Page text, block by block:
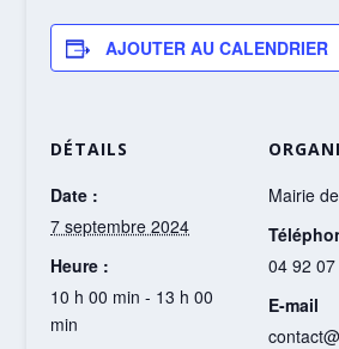
AJOUTER AU CALENDRIER
DÉTAILS
Date :
7 septembre 2024
Heure :
10 h 00 min - 13 h 00
min
Mairie
04 92
E-mail